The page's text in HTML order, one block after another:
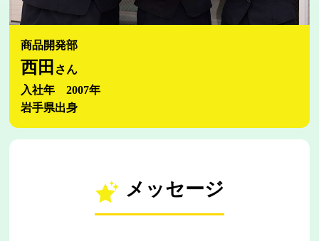
商品開発部
西田 さん
入社年 2007年
岩手県出身
メッセージ